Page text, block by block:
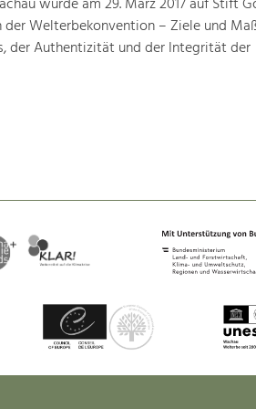
Welterbekonvention – Ziele und
der Authentizität und der Integrität der